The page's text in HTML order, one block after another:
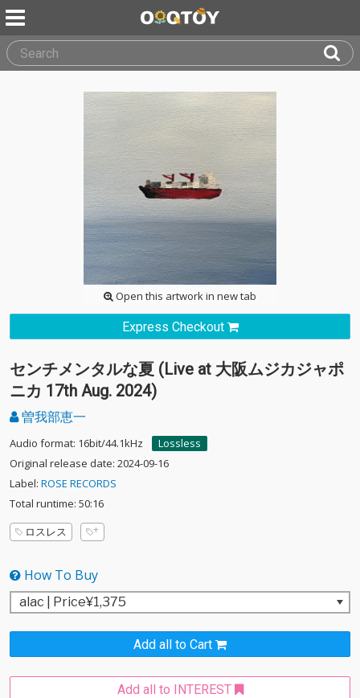
Open this artwork in new tab
Express Checkout
センチメンタルな夏 (Live at 大阪ムジカジャポ
ニカ 17th Aug. 2024)
曽我部恵一
Audio format: 16bit/44.1kHz
Lossless
Original release date: 2024-09-16
Label: ROSE RECORDS
Total runtime: 50:16
ロスレス
How To Buy
Add all to Cart
Add all to INTEREST